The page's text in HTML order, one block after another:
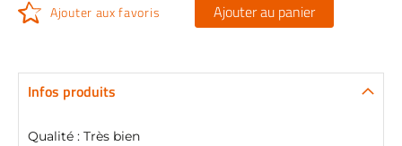
Ajouter aux favoris Ajouter au panier
Infos produits
Qualité : Très bien